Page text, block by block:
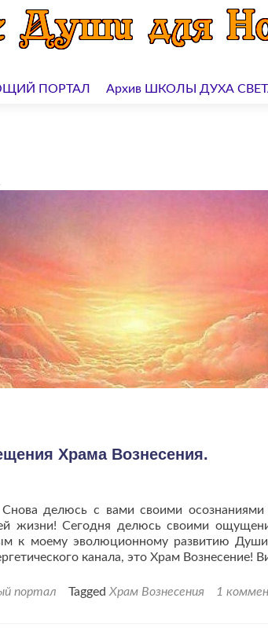
ПОРТАЛ Архив ШКОЛЫ ДУХА
Храма Вознесения.
делюсь с вами своими
жизни! Сегодня делюсь своими
к моему эволюционному развитию
канала, это Храм Вознесение!
портал Tagged Храм Вознесения 1